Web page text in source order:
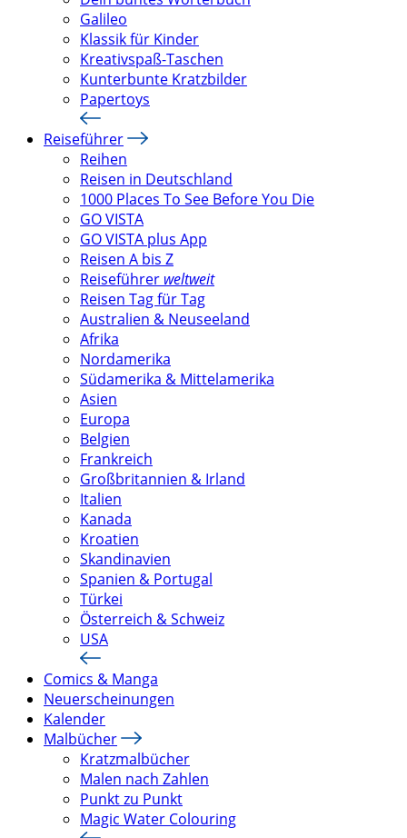
Galileo
Klassik für Kinder
Kreativspaß-Taschen
Kunterbunte Kratzbilder
Papertoys
Reiseführer
Reihen
Reisen in Deutschland
1000 Places To See Before You Die
GO VISTA
GO VISTA plus App
Reisen A bis Z
Reiseführer weltweit
Reisen Tag für Tag
Australien & Neuseeland
Afrika
Nordamerika
Südamerika & Mittelamerika
Asien
Europa
Belgien
Frankreich
Großbritannien & Irland
Italien
Kanada
Kroatien
Skandinavien
Spanien & Portugal
Türkei
Österreich & Schweiz
USA
Comics & Manga
Neuerscheinungen
Kalender
Malbücher
Kratzmalbücher
Malen nach Zahlen
Punkt zu Punkt
Magic Water Colouring